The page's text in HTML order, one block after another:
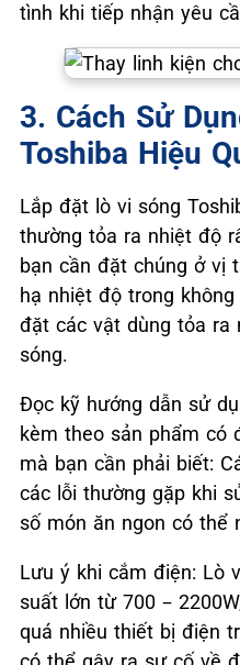
tình khi tiếp nhận yêu
3. Cách Sử
Toshiba Hiệu
Lắp đặt lò vi sóng
thường tỏa ra nhiệt độ
bạn cần đặt chúng ở vị
hạ nhiệt độ trong
đặt các vật dùng tỏa ra
sóng.
Đọc kỹ hướng dẫn sử
kèm theo sản phẩm có
mà bạn cần phải biết:
các lỗi thường gặp khi
số món ăn ngon có thể
Lưu ý khi cắm điện: Lò
suất lớn từ 700 –
quá nhiều thiết bị điện